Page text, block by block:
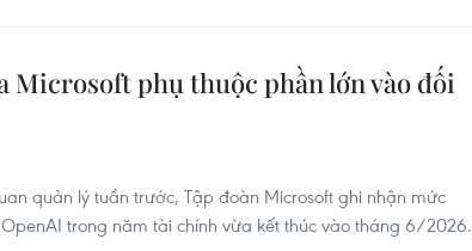
Microsoft phụ thuộc phần lớn vào đối
quản lý tuần trước, Tập đoàn Microsoft ghi nhận mức
OpenAI trong năm tài chính vừa kết thúc vào tháng 6/2026.